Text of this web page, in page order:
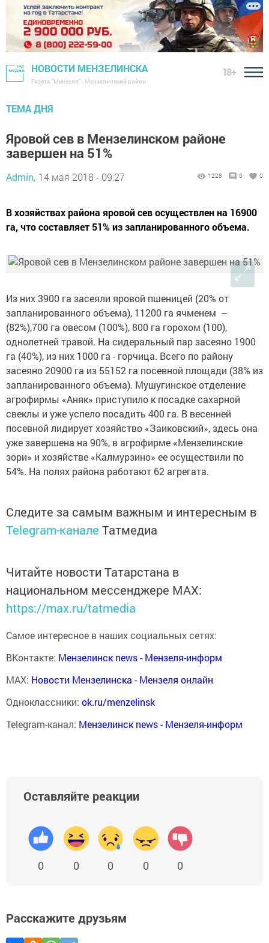
НОВОСТИ МЕНЗЕЛИНСКА
Газета "Мензеля" - Мензелинский район
18+
ТЕМА ДНЯ
Яровой сев в Мензелинском районе
завершен на 51%
Admin, 14 мая 2018 - 09:27 1228 0 0
В хозяйствах района яровой сев осуществлен на 16900
га, что составляет 51% из запланированного объема.
Из них 3900 га засеяли яровой пшеницей (20% от
запланированного объема), 11200 га ячменем –
(82%),700 га овесом (100%), 800 га горохом (100),
однолетней травой. На сидеральный пар засеяно 1900
га (40%), из них 1000 га - горчица. Всего по району
засеяно 20900 га из 55152 га посевной площади (38% из
запланированного объема). Мушугинское отделение
агрофирмы «Аняк» приступило к посадке сахарной
свеклы и уже успело посадить 400 га. В весенней
посевной лидирует хозяйство «Заиковский», здесь она
уже завершена на 90%, в агрофирме «Мензелинские
зори» и хозяйстве «Калмурзино» ее осуществили по
54%. На полях района работают 62 агрегата.
Следите за самым важным и интересным в
Telegram-канале Татмедиа
Читайте новости Татарстана в
национальном мессенджере MАХ:
https://max.ru/tatmedia
Самое интересное в наших социальных сетях:
ВКонтакте: Мензелинск news - Мензеля-информ
MAX: Новости Мензелинска - Мензеля онлайн
Одноклассники: ok.ru/menzelinsk
Telegram-канал: Мензелинск news - Мензеля-информ
Оставляйте реакции
0 0 0 0 0
Расскажите друзьям